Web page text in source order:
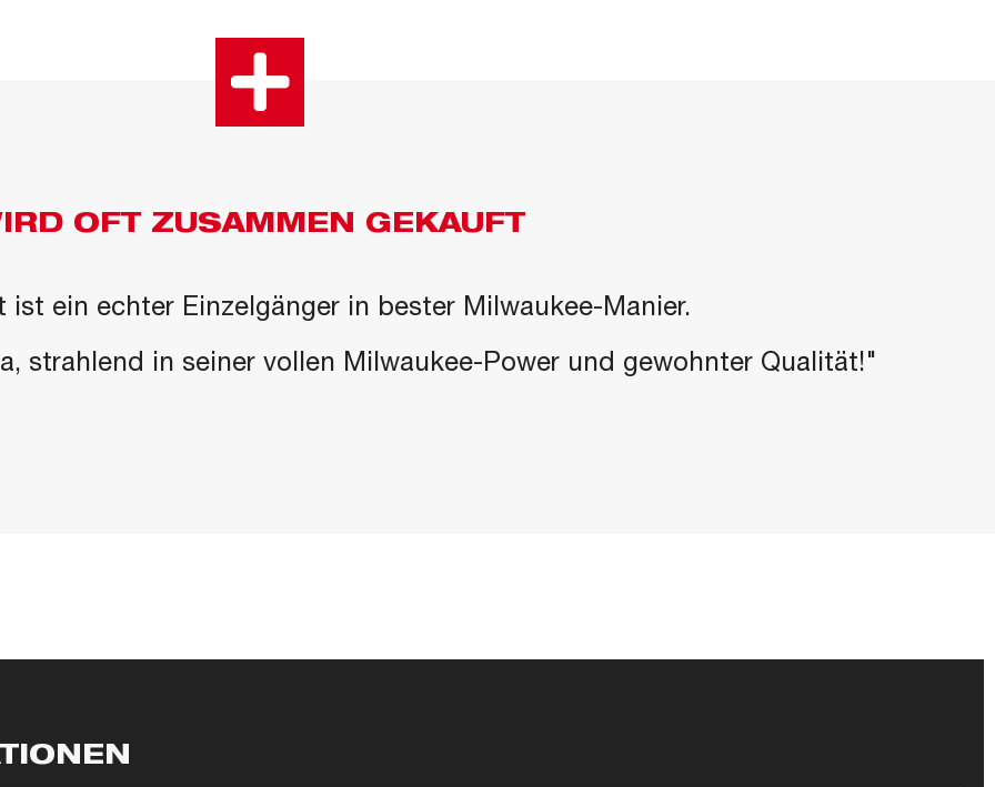
OFT ZUSAMMEN GEKAUFT
ist ein echter Einzelgänger in bester Milwaukee-Manier.
strahlend in seiner vollen Milwaukee-Power und gewohnter Qualität!"